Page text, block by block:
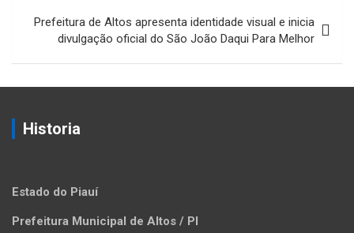
Prefeitura de Altos apresenta identidade visual e inicia
divulgação oficial do São João Daqui Para Melhor
Historia
Estado do Piauí
Prefeitura Municipal de Altos / PI